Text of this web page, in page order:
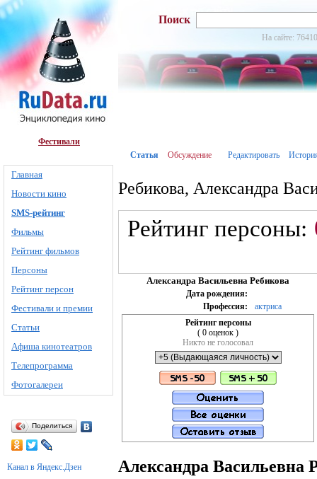
Фестивали
Главная
Новости кино
SMS-рейтинг
Фильмы
Рейтинг фильмов
Персоны
Рейтинг персон
Фестивали и премии
Статьи
Афиша кинотеатров
Телепрограмма
Фотогалереи
Поделиться
Канал в Яндекс.Дзен
Поиск
На сайте:
Статья Обсуждение Редактировать
Ребикова, Александра
Рейтинг персоны:
Александра Васильевна Ребикова
Дата рождения:
Профессия:
актриса
Рейтинг персоны
( 0 оценок )
Никто не голосовал
Александра Васильевна